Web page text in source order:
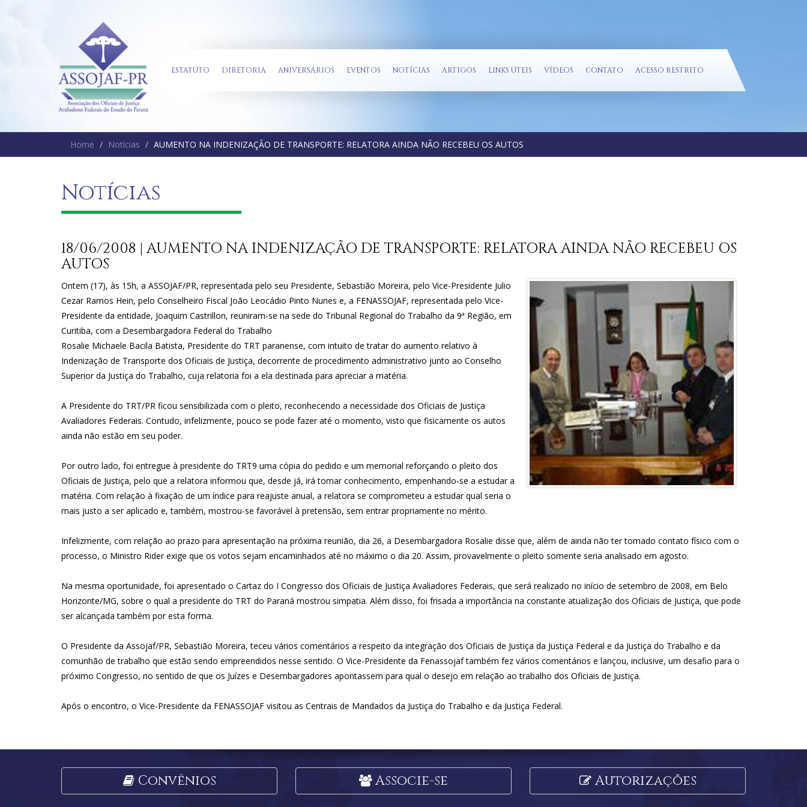
ESTATUTO DIRETORIA ANIVERSÁRIOS EVENTOS NOTÍCIAS ARTIGOS LINKS ÚTEIS VÍDEOS CONTATO ACESSO RESTRITO
Home Notícias AUMENTO NA INDENIZAÇÃO DE TRANSPORTE: RELATORA AINDA NÃO RECEBEU OS AUTOS
Notícias
18/06/2008 | AUMENTO NA INDENIZAÇÃO DE TRANSPORTE: RELATORA AINDA NÃO RECEBEU OS
AUTOS
Ontem (17), às 15h, a ASSOJAF/PR, representada pelo seu Presidente, Sebastião Moreira, pelo Vice-Presidente Julio
Cezar Ramos Hein, pelo Conselheiro Fiscal João Leocádio Pinto Nunes e, a FENASSOJAF, representada pelo Vice-
Presidente da entidade, Joaquim Castrillon, reuniram-se na sede do Tribunal Regional do Trabalho da 9ª Região, em
Curitiba, com a Desembargadora Federal do Trabalho
Rosalie Michaele Bacila Batista, Presidente do TRT paranense, com intuito de tratar do aumento relativo à
Indenização de Transporte dos Oficiais de Justiça, decorrente de procedimento administrativo junto ao Conselho
Superior da Justiça do Trabalho, cuja relatoria foi a ela destinada para apreciar a matéria.
A Presidente do TRT/PR ficou sensibilizada com o pleito, reconhecendo a necessidade dos Oficiais de Justiça
Avaliadores Federais. Contudo, infelizmente, pouco se pode fazer até o momento, visto que fisicamente os autos
ainda não estão em seu poder.
Por outro lado, foi entregue à presidente do TRT9 uma cópia do pedido e um memorial reforçando o pleito dos
Oficiais de Justiça, pelo que a relatora informou que, desde já, irá tomar conhecimento, empenhando-se a estudar a
matéria. Com relação à fixação de um índice para reajuste anual, a relatora se comprometeu a estudar qual seria o
mais justo a ser aplicado e, também, mostrou-se favorável à pretensão, sem entrar propriamente no mérito.
Infelizmente, com relação ao prazo para apresentação na próxima reunião, dia 26, a Desembargadora Rosalie disse que, além de ainda não ter tomado contato físico com o
processo, o Ministro Rider exige que os votos sejam encaminhados até no máximo o dia 20. Assim, provavelmente o pleito somente seria analisado em agosto.
Na mesma oportunidade, foi apresentado o Cartaz do I Congresso dos Oficiais de Justiça Avaliadores Federais, que será realizado no início de setembro de 2008, em Belo
Horizonte/MG, sobre o qual a presidente do TRT do Paraná mostrou simpatia. Além disso, foi frisada a importância na constante atualização dos Oficiais de Justiça, que pode
ser alcançada também por esta forma.
O Presidente da Assojaf/PR, Sebastião Moreira, teceu vários comentários a respeito da integração dos Oficiais de Justiça da Justiça Federal e da Justiça do Trabalho e da
comunhão de trabalho que estão sendo empreendidos nesse sentido. O Vice-Presidente da Fenassojaf também fez vários comentários e lançou, inclusive, um desafio para o
próximo Congresso, no sentido de que os Juízes e Desembargadores apontassem para qual o desejo em relação ao trabalho dos Oficiais de Justiça.
Após o encontro, o Vice-Presidente da FENASSOJAF visitou as Centrais de Mandados da Justiça do Trabalho e da Justiça Federal.
Convênios Associe-se Autorizações